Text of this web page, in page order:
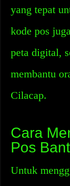
yang tepat
kode pos
peta digital,
membantu
Cilacap.
Cara
Pos
Untuk